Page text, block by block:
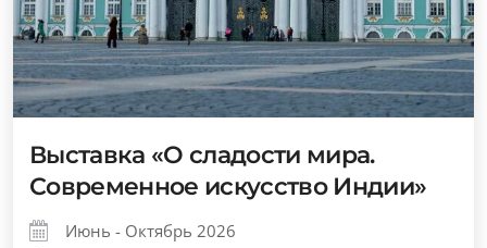
Выставка «О сладости мира.
Современное искусство Индии»
Июнь - Октябрь 2026